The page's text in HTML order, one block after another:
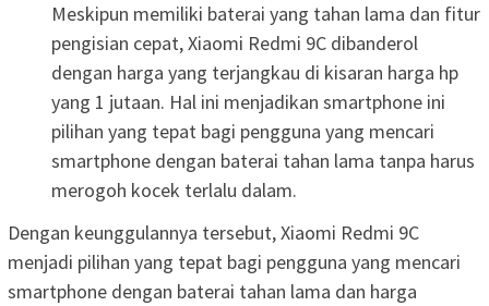
Meskipun memiliki baterai yang tahan lama dan fitur
pengisian cepat, Xiaomi Redmi 9C dibanderol
dengan harga yang terjangkau di kisaran harga hp
yang 1 jutaan. Hal ini menjadikan smartphone ini
pilihan yang tepat bagi pengguna yang mencari
smartphone dengan baterai tahan lama tanpa harus
merogoh kocek terlalu dalam.
Dengan keunggulannya tersebut, Xiaomi Redmi 9C
menjadi pilihan yang tepat bagi pengguna yang mencari
smartphone dengan baterai tahan lama dan harga